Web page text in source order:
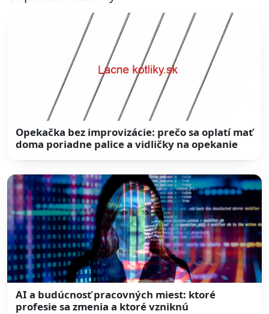
Opekačka bez improvizácie: prečo sa oplatí mať
doma poriadne palice a vidličky na opekanie
AI a budúcnosť pracovných miest: ktoré
profesie sa zmenia a ktoré vzniknú